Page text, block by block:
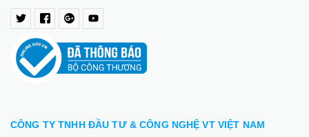
CÔNG TY TNHH ĐẦU TƯ & CÔNG NGHỆ VT VIỆT NAM